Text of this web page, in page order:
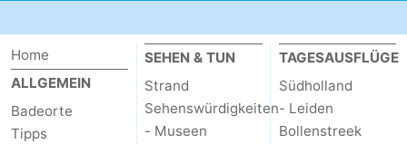
Home
ALLGEMEIN
Badeorte
Tipps
SEHEN & TUN
Strand
Sehenswürdigkeiten
- Museen
TAGESAUSFLÜGE
Südholland
- Leiden
Bollenstreek